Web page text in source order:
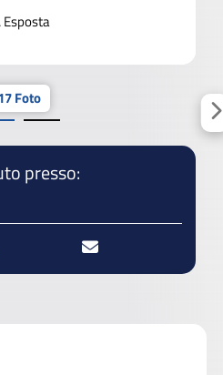
Esposta
Foto
presso: